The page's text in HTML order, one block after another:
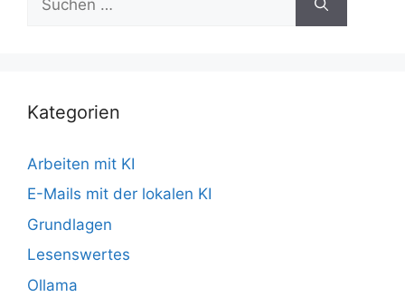
nach:
Kategorien
Arbeiten mit KI
E-Mails mit der lokalen KI
Grundlagen
Lesenswertes
Ollama